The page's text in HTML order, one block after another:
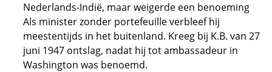
Nederlands-Indië, maar weigerde een benoeming
Als minister zonder portefeuille verbleef hij
meestentijds in het buitenland. Kreeg bij K.B. van 27
juni 1947 ontslag, nadat hij tot ambassadeur in
Washington was benoemd.